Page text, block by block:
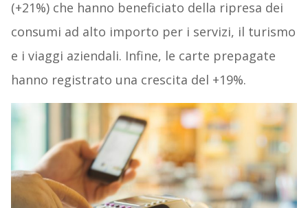
(+21%) che hanno beneficiato della ripresa dei
consumi ad alto importo per i servizi, il turismo
e i viaggi aziendali. Infine, le carte prepagate
hanno registrato una crescita del +19%.